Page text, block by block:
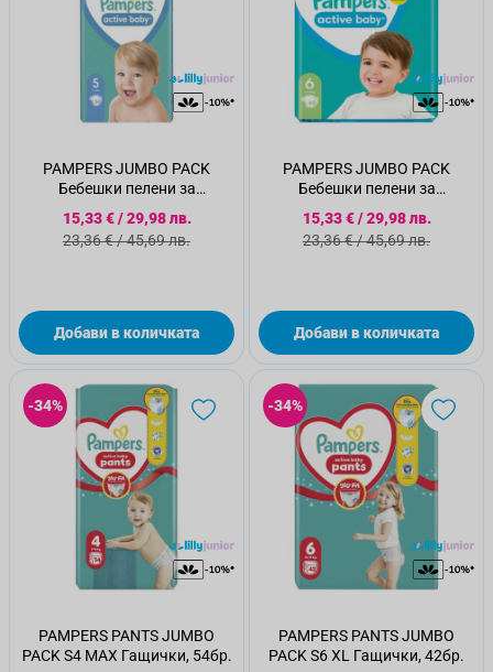
PAMPERS JUMBO PACK
Бебешки пелени за
еднократна употреба Junior
размер 5, 11-16кг., 54 бр
Специална цена
15,33 €/29,98 лв.
Стандартна цена
23,36 €/45,69 лв.
Добави в количката
PAMPERS JUMBO PACK
Бебешки пелени за
еднократна употреба Extra
large размер 6, 13-18кг., 48
бр.
Специална цена
15,33 €/29,98 лв.
Стандартна цена
23,36 €/45,69 лв.
Добави в количката
-34%
PAMPERS PANTS JUMBO
PACK S4 MAX Гащички, 54бр.
-34%
PAMPERS PANTS JUMBO
PACK S6 XL Гащички, 42бр.